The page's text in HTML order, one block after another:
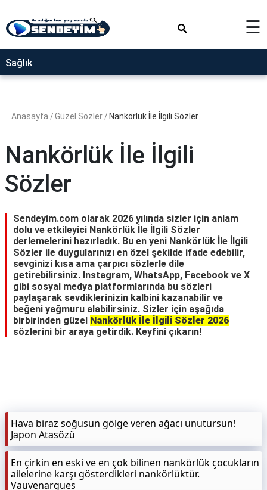
SAĞLIK
NEDİR
YEMEK
RÜYA
GEZİLECEK
BLOG
☰
Sağlık
Anasayfa Güzel Sözler Nankörlük İle İlgili Sözler
Nankörlük İle İlgili
Sözler
Sendeyim.com olarak 2026 yılında sizler için anlam
dolu ve etkileyici Nankörlük İle İlgili Sözler
derlemelerini hazırladık. Bu en yeni Nankörlük İle İlgili
Sözler ile duygularınızı en özel şekilde ifade edebilir,
sevginizi kısa ama çarpıcı sözlerle dile
getirebilirsiniz. Instagram, WhatsApp, Facebook ve X
gibi sosyal medya platformlarında bu sözleri
paylaşarak sevdiklerinizin kalbini kazanabilir ve
beğeni yağmuru alabilirsiniz. Sizler için aşağıda
birbirinden güzel Nankörlük İle İlgili Sözler 2026
sözlerini bir araya getirdik. Keyfini çıkarın!
Hava biraz soğusun gölge veren ağacı unutursun!
Japon Atasözü
En çirkin en eski ve en çok bilinen nankörlük çocukların
ailelerine karşı gösterdikleri nankörlüktür.
Vauvenargues